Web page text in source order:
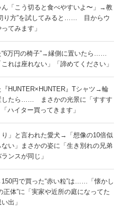
ん「こう切ると食べやすいよ〜」→教
り方”を試してみると…… 目からウ
てみます」
“6万円の椅子”→縁側に置いたら……
これは座れない」「諦めてください」
『HUNTER×HUNTER』Tシャツ→輪
したら…… まさかの光景に「すすす
ハイター買ってきます」
り」と言われた愛犬→「想像の10倍似
い」まさかの姿に「生き別れの兄弟
ンスが同じ」
円で買った“赤い粒”は……「懐かし
体”に「実家や近所の庭になってた
出」